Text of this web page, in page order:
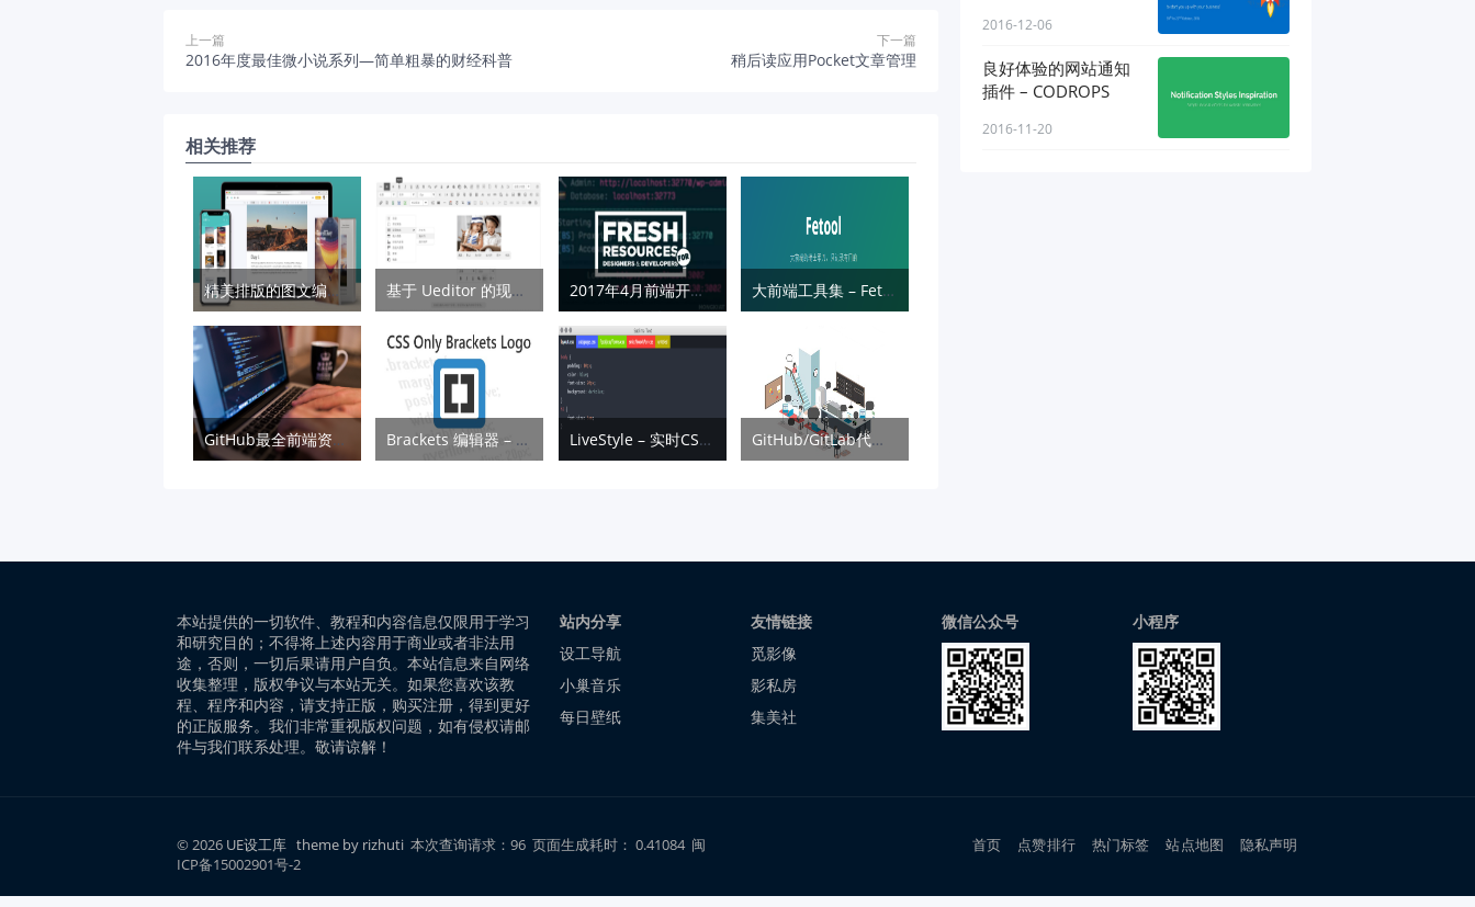
上一篇
2016年度最佳微小说系列—简单粗暴的财经科普
下一篇
稍后读应用Pocket文章管理
相关推荐
精美排版的图文编辑和在线出版工具 — Zine 基于 Ueditor 的现代化富文本编辑器 – Neditor 2017年4月前端开发者超实用干货大合集 大前端工具集 – Fetool
GitHub最全前端资源汇总 Brackets 编辑器 – Web 设计与开发必备工具 LiveStyle – 实时CSS调试工具 GitHub/GitLab代码结构浏览插件-Octotree
2016-12-06
良好体验的网站通知
插件 – CODROPS
2016-11-20
本站提供的一切软件、教程和内容信息仅限用于学习
和研究目的；不得将上述内容用于商业或者非法用
途，否则，一切后果请用户自负。本站信息来自网络
收集整理，版权争议与本站无关。如果您喜欢该教
程、程序和内容，请支持正版，购买注册，得到更好
的正版服务。我们非常重视版权问题，如有侵权请邮
件与我们联系处理。敬请谅解！
站内分享
设工导航
小巢音乐
每日壁纸
友情链接
觅影像
影私房
集美社
微信公众号 小程序
© 2026 UE设工库 theme by rizhuti 本次查询请求：96 页面生成耗时： 0.41084 闽
ICP备15002901号-2
首页 点赞排行 热门标签 站点地图 隐私声明